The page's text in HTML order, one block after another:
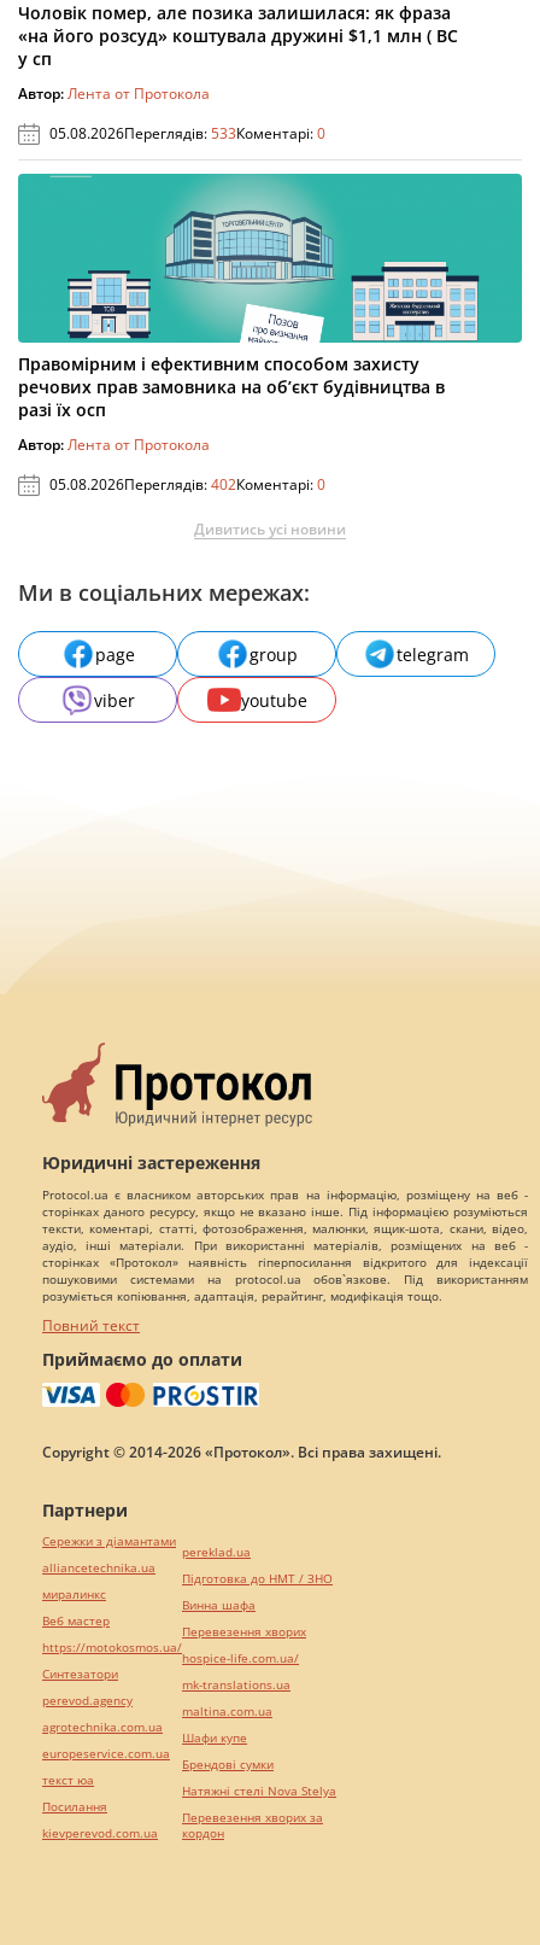
Чоловік помер, але позика залишилася: як фраза
«на його розсуд» коштувала дружині $1,1 млн ( ВС
у сп
Автор:Лента от Протокола
05.08.2026Переглядів:533Коментарі:0
Правомірним і ефективним способом захисту
речових прав замовника на об’єкт будівництва в
разі їх осп
Автор:Лента от Протокола
05.08.2026Переглядів:402Коментарі:0
Дивитись усі новини
Ми в соціальних мережах:
page group
telegram
viber
youtube
Юридичні застереження
Protocol.ua є власником авторських прав на інформацію, розміщену на веб -
сторінках даного ресурсу, якщо не вказано інше. Під інформацією розуміються
тексти, коментарі, статті, фотозображення, малюнки, ящик-шота, скани, відео,
аудіо, інші матеріали. При використанні матеріалів, розміщених на веб -
сторінках «Протокол» наявність гіперпосилання відкритого для індексації
пошуковими системами на protocol.ua обов`язкове. Під використанням
розуміється копіювання, адаптація, рерайтинг, модифікація тощо.
Повний текст
Приймаємо до оплати
Copyright © 2014-2026 «Протокол». Всі права захищені.
Партнери
Сережки з діамантами
alliancetechnika.ua
миралинкс
Веб мастер
https://motokosmos.ua/
Синтезатори
perevod.agency
agrotechnika.com.ua
europeservice.com.ua
текст юа
Посилання
kievperevod.com.ua
pereklad.ua
Підготовка до НМТ / ЗНО
Винна шафа
Перевезення хворих
hospice-life.com.ua/
mk-translations.ua
maltina.com.ua
Шафи купе
Брендові сумки
Натяжні стелі Nova Stelya
Перевезення хворих за
кордон